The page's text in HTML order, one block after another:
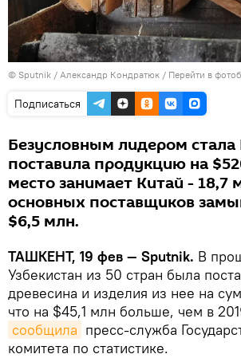
© Sputnik / Александр Кондратюк / Перейти в
Подписаться
Безусловным лидером стала
поставила продукцию на
место занимает Китай - 18,7
основных поставщиков
$6,5 млн.
ТАШКЕНТ, 19 фев — Sputnik. В
Узбекистан из 50 стран была
древесина и изделия из нее на
что на $45,1 млн больше, чем в
сообщила пресс-служба
комитета по статистике.